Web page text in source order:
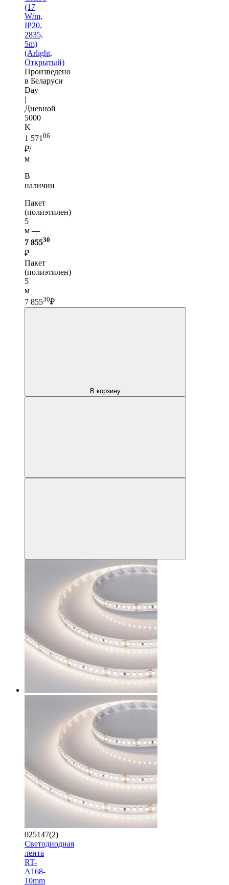
(17
W/m,
IP20,
2835,
5m)
(Arlight,
Открытый)
Произведено
в Беларуси
Day
|
Дневной
5000
K
1 571 06
₽/
м
В
наличии
Пакет
(полиэтилен)
5
м —
7 85530
₽
Пакет
(полиэтилен)
5
м
7 85530₽
В корзину
025147(2)
Светодиодная
лента
RT-
A168-
10mm